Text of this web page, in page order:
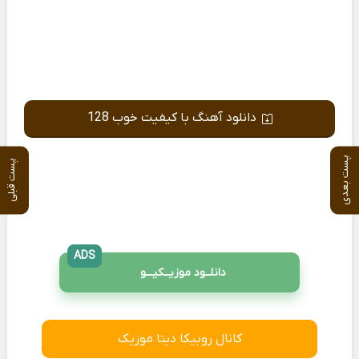
پست بعدی پست قبلی
دانلود آهنگ با کیفیت خوب 128
دانلــود موزیــکیـــو
ADS
کانال روبیکا دیتا موزیک